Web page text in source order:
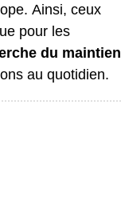
Ainsi, ceux
pour les
du maintien
au quotidien.